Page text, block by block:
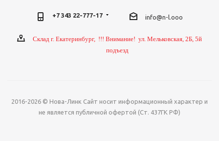
+7 343 22-777-17 info@n-l.ooo
Склад г. Екатеринбург, !!! Внимание! ул. Мельковская, 2Б, 5й
подъезд
2016-2026 © Нова-Линк Сайт носит информационный характер и
не является публичной офертой (Ст. 437ГК РФ)